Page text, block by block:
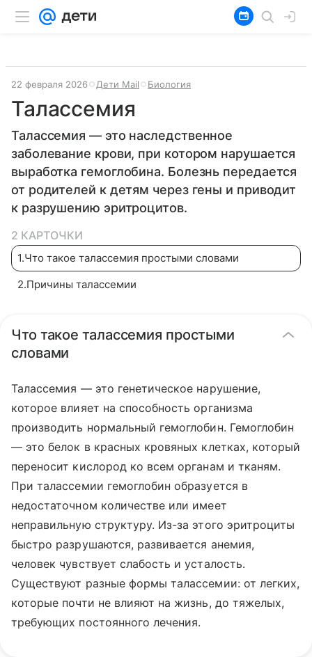
22 февраля 2026 Дети Mail Биология
Талассемия
Талассемия — это наследственное
заболевание крови, при котором нарушается
выработка гемоглобина. Болезнь передается
от родителей к детям через гены и приводит
к разрушению эритроцитов.
2 КАРТОЧКИ
1.Что такое талассемия простыми словами
2.Причины талассемии
Что такое талассемия простыми
словами
Талассемия — это генетическое нарушение,
которое влияет на способность организма
производить нормальный гемоглобин. Гемоглобин
— это белок в красных кровяных клетках, который
переносит кислород ко всем органам и тканям.
При талассемии гемоглобин образуется в
недостаточном количестве или имеет
неправильную структуру. Из-за этого эритроциты
быстро разрушаются, развивается анемия,
человек чувствует слабость и усталость.
Существуют разные формы талассемии: от легких,
которые почти не влияют на жизнь, до тяжелых,
требующих постоянного лечения.